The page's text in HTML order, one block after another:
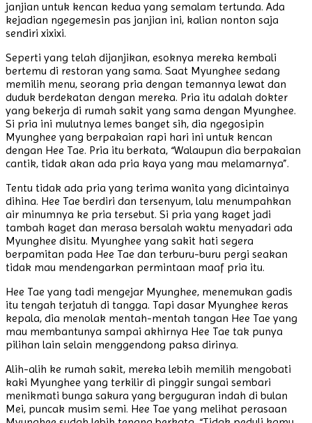
janjian untuk kencan kedua yang semalam tertunda. Ada
kejadian ngegemesin pas janjian ini, kalian nonton saja
sendiri xixixi.
Seperti yang telah dijanjikan, esoknya mereka kembali
bertemu di restoran yang sama. Saat Myunghee sedang
memilih menu, seorang pria dengan temannya lewat dan
duduk berdekatan dengan mereka. Pria itu adalah dokter
yang bekerja di rumah sakit yang sama dengan Myunghee.
Si pria ini mulutnya lemes banget sih, dia ngegosipin
Myunghee yang berpakaian rapi hari ini untuk kencan
dengan Hee Tae. Pria itu berkata, “Walaupun dia berpakaian
cantik, tidak akan ada pria kaya yang mau melamarnya”.
Tentu tidak ada pria yang terima wanita yang dicintainya
dihina. Hee Tae berdiri dan tersenyum, lalu menumpahkan
air minumnya ke pria tersebut. Si pria yang kaget jadi
tambah kaget dan merasa bersalah waktu menyadari ada
Myunghee disitu. Myunghee yang sakit hati segera
berpamitan pada Hee Tae dan terburu-buru pergi seakan
tidak mau mendengarkan permintaan maaf pria itu.
Hee Tae yang tadi mengejar Myunghee, menemukan gadis
itu tengah terjatuh di tangga. Tapi dasar Myunghee keras
kepala, dia menolak mentah-mentah tangan Hee Tae yang
mau membantunya sampai akhirnya Hee Tae tak punya
pilihan lain selain menggendong paksa dirinya.
Alih-alih ke rumah sakit, mereka lebih memilih mengobati
kaki Myunghee yang terkilir di pinggir sungai sembari
menikmati bunga sakura yang berguguran indah di bulan
Mei, puncak musim semi. Hee Tae yang melihat perasaan